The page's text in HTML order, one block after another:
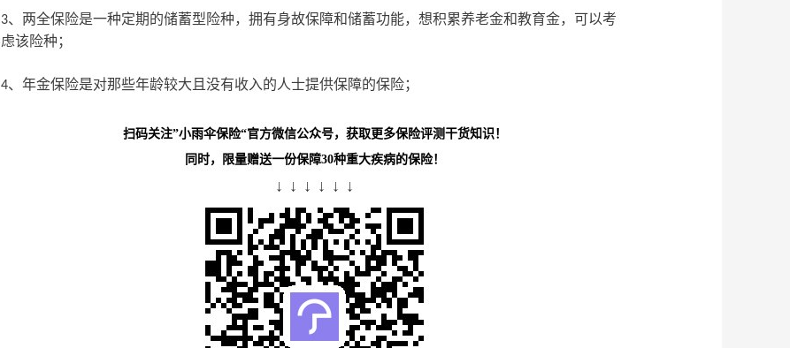
3、两全保险是一种定期的储蓄型险种，拥有身故保障和储蓄功能，想积累养老金和教育金，可以考
虑该险种；
4、年金保险是对那些年龄较大且没有收入的人士提供保障的保险；
扫码关注”小雨伞保险“官方微信公众号，获取更多保险评测干货知识！
同时，限量赠送一份保障30种重大疾病的保险！
↓ ↓ ↓ ↓ ↓ ↓